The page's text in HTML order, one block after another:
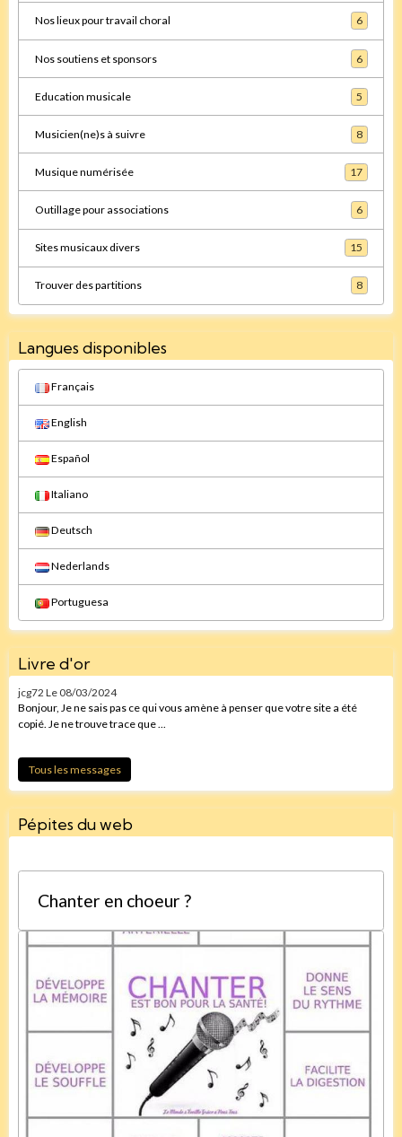
Nos lieux pour travail choral 6
Nos soutiens et sponsors 6
Education musicale 5
Musicien(ne)s à suivre 8
Musique numérisée 17
Outillage pour associations 6
Sites musicaux divers 15
Trouver des partitions 8
Langues disponibles
Français
English
Español
Italiano
Deutsch
Nederlands
Portuguesa
Livre d'or
jcg72 Le 08/03/2024
Bonjour, Je ne sais pas ce qui vous amène à penser que votre site a été
copié. Je ne trouve trace que ...
Tous les messages
Pépites du web
Chanter en choeur ?